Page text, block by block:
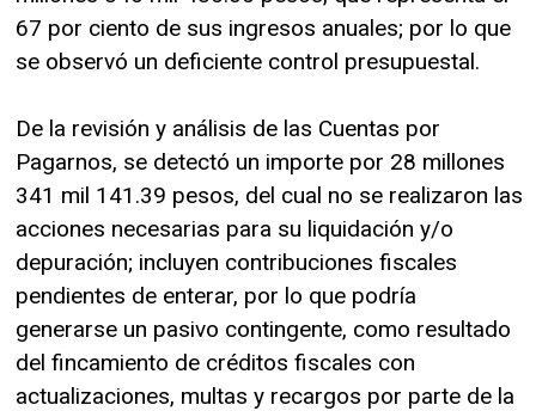
67 por ciento de sus ingresos anuales; por lo que
se observó un deficiente control presupuestal.
De la revisión y análisis de las Cuentas por
Pagarnos, se detectó un importe por 28 millones
341 mil 141.39 pesos, del cual no se realizaron las
acciones necesarias para su liquidación y/o
depuración; incluyen contribuciones fiscales
pendientes de enterar, por lo que podría
generarse un pasivo contingente, como resultado
del fincamiento de créditos fiscales con
actualizaciones, multas y recargos por parte de la